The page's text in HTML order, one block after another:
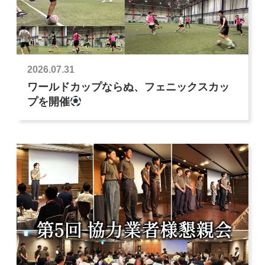
2026.07.31
ワールドカップならぬ、フェニックスカッ
プを開催